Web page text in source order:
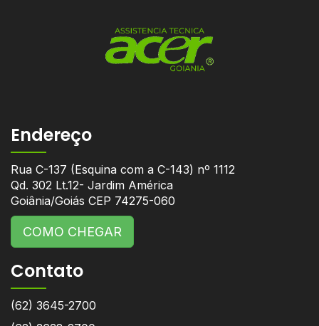
Endereço
Rua C-137 (Esquina com a C-143) nº 1112
Qd. 302 Lt.12- Jardim América
Goiânia/Goiás CEP 74275-060
COMO CHEGAR
Contato
(62) 3645-2700